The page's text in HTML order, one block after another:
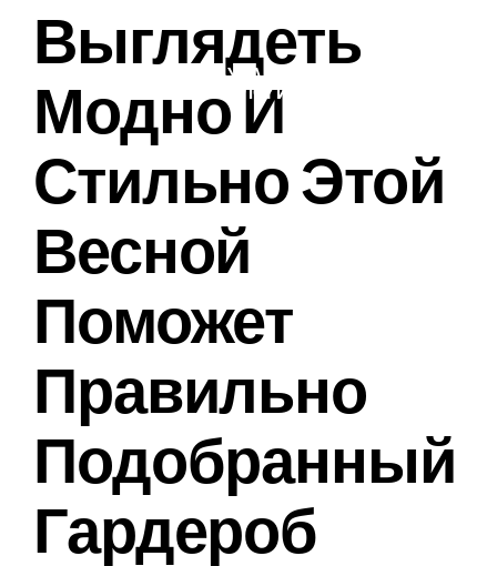
НАУКА И
ТЕХНОЛОГИИ
Выглядеть
Модно И
Стильно Этой
Весной
Поможет
Правильно
Подобранный
Гардероб